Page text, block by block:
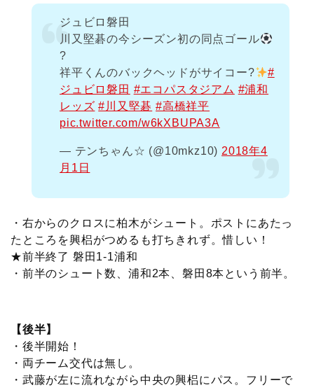
ジュビロ磐田
川又堅碁の今シーズン初の同点ゴール
?
祥平くんのバックヘッドがサイコー?
#
ジュビロ磐田 #エコパスタジアム #浦和
レッズ #川又堅碁 #高橋祥平
pic.twitter.com/w6kXBUPA3A
— テンちゃん☆ (@10mkz10) 2018年4
月1日
・右からのクロスに柏木がシュート。ポストにあたっ
たところを興梠がつめるも打ちきれず。惜しい！
★前半終了 磐田1-1浦和
・前半のシュート数、浦和2本、磐田8本という前半。
【後半】
・後半開始！
・両チーム交代は無し。
・武藤が左に流れながら中央の興梠にパス。フリーで